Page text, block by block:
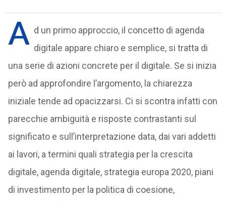
A d un primo approccio, il concetto di agenda
digitale appare chiaro e semplice, si tratta di
una serie di azioni concrete per il digitale. Se si inizia
però ad approfondire l’argomento, la chiarezza
iniziale tende ad opacizzarsi. Ci si scontra infatti con
parecchie ambiguità e risposte contrastanti sul
significato e sull’interpretazione data, dai vari addetti
ai lavori, a termini quali strategia per la crescita
digitale, agenda digitale, strategia europa 2020, piani
di investimento per la politica di coesione,